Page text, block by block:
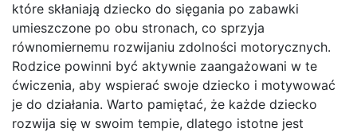
które skłaniają dziecko do sięgania po zabawki
umieszczone po obu stronach, co sprzyja
równomiernemu rozwijaniu zdolności motorycznych.
Rodzice powinni być aktywnie zaangażowani w te
ćwiczenia, aby wspierać swoje dziecko i motywować
je do działania. Warto pamiętać, że każde dziecko
rozwija się w swoim tempie, dlatego istotne jest